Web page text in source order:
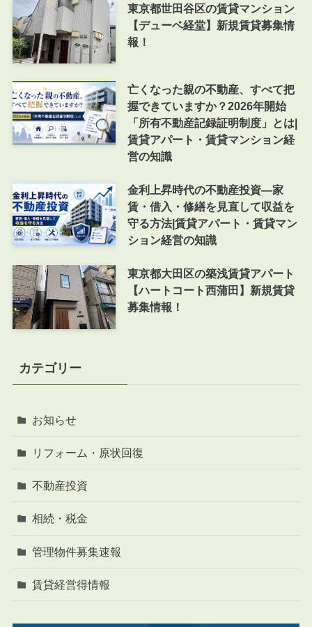
東京都世田谷区の賃貸マンション
【デューベ経堂】新規賃貸募集情
報！
亡くなった親の不動産、すべて把
握できていますか？2026年開始
「所有不動産記録証明制度」とは|
賃貸アパート・賃貸マンション経
営の知識
金利上昇時代の不動産投資―家
賃・借入・修繕を見直して収益を
守る方法|賃貸アパート・賃貸マン
ション経営の知識
東京都大田区の築浅賃貸アパート
【ハートコート西蒲田】新規賃貸
募集情報！
カテゴリー
お知らせ
リフォーム・原状回復
不動産投資
相続・税金
管理物件募集速報
賃貸経営得情報